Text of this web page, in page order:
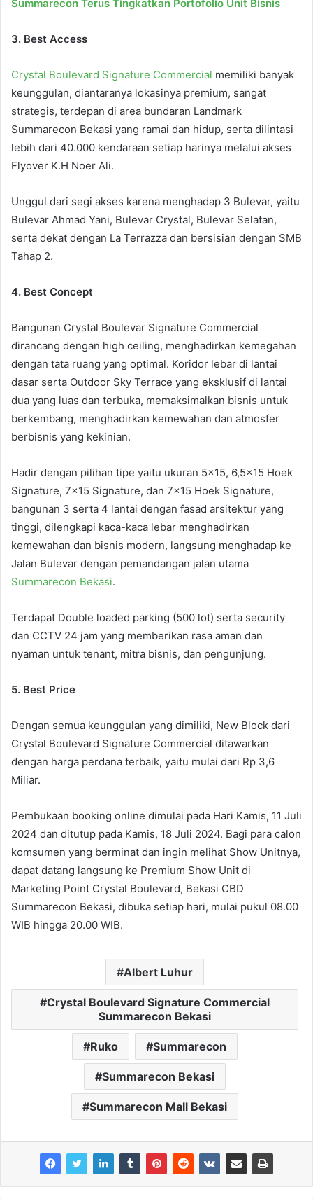
Summarecon Terus Tingkatkan Portofolio Unit Bisnis
3. Best Access
Crystal Boulevard Signature Commercial memiliki banyak
keunggulan, diantaranya lokasinya premium, sangat
strategis, terdepan di area bundaran Landmark
Summarecon Bekasi yang ramai dan hidup, serta dilintasi
lebih dari 40.000 kendaraan setiap harinya melalui akses
Flyover K.H Noer Ali.
Unggul dari segi akses karena menghadap 3 Bulevar, yaitu
Bulevar Ahmad Yani, Bulevar Crystal, Bulevar Selatan,
serta dekat dengan La Terrazza dan bersisian dengan SMB
Tahap 2.
4. Best Concept
Bangunan Crystal Boulevar Signature Commercial
dirancang dengan high ceiling, menghadirkan kemegahan
dengan tata ruang yang optimal. Koridor lebar di lantai
dasar serta Outdoor Sky Terrace yang eksklusif di lantai
dua yang luas dan terbuka, memaksimalkan bisnis untuk
berkembang, menghadirkan kemewahan dan atmosfer
berbisnis yang kekinian.
Hadir dengan pilihan tipe yaitu ukuran 5×15, 6,5×15 Hoek
Signature, 7×15 Signature, dan 7×15 Hoek Signature,
bangunan 3 serta 4 lantai dengan fasad arsitektur yang
tinggi, dilengkapi kaca-kaca lebar menghadirkan
kemewahan dan bisnis modern, langsung menghadap ke
Jalan Bulevar dengan pemandangan jalan utama
Summarecon Bekasi.
Terdapat Double loaded parking (500 lot) serta security
dan CCTV 24 jam yang memberikan rasa aman dan
nyaman untuk tenant, mitra bisnis, dan pengunjung.
5. Best Price
Dengan semua keunggulan yang dimiliki, New Block dari
Crystal Boulevard Signature Commercial ditawarkan
dengan harga perdana terbaik, yaitu mulai dari Rp 3,6
Miliar.
Pembukaan booking online dimulai pada Hari Kamis, 11 Juli
2024 dan ditutup pada Kamis, 18 Juli 2024. Bagi para calon
komsumen yang berminat dan ingin melihat Show Unitnya,
dapat datang langsung ke Premium Show Unit di
Marketing Point Crystal Boulevard, Bekasi CBD
Summarecon Bekasi, dibuka setiap hari, mulai pukul 08.00
WIB hingga 20.00 WIB.
Albert Luhur
Crystal Boulevard Signature Commercial
Summarecon Bekasi
Ruko Summarecon
Summarecon Bekasi
Summarecon Mall Bekasi